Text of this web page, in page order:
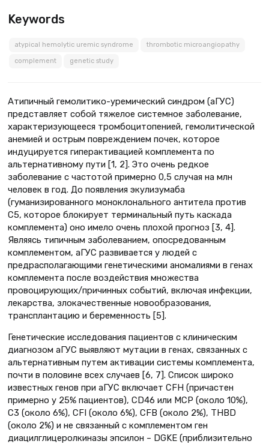
Keywords
atypical hemolytic uremic syndrome thrombotic microangiopathy
complement genetic study
Атипичный гемолитико-уремический синдром (аГУС)
представляет собой тяжелое системное заболевание,
характеризующееся тромбоцитопенией, гемолитической
анемией и острым повреждением почек, которое
индуцируется гиперактивацией комплемента по
альтернативному пути [1, 2]. Это очень редкое
заболевание с частотой примерно 0,5 случая на млн
человек в год. До появления экулизумаба
(гуманизированного моноклонального антитела против
С5, которое блокирует терминальный путь каскада
комплемента) оно имело очень плохой прогноз [3, 4].
Являясь типичным заболеванием, опосредованным
комплементом, аГУС развивается у людей с
предрасполагающими генетическими аномалиями в генах
комплемента после воздействия множества
провоцирующих/причинных событий, включая инфекции,
лекарства, злокачественные новообразования,
трансплантацию и беременность [5].
Генетические исследования пациентов с клиническим
диагнозом аГУС выявляют мутации в генах, связанных с
альтернативным путем активации системы комплемента,
почти в половине всех случаев [6, 7]. Список широко
известных генов при аГУС включает CFH (причастен
примерно у 25% пациентов), CD46 или MCP (около 10%),
C3 (около 6%), CFI (около 6%), CFB (около 2%), THBD
(около 2%) и не связанный с комплементом ген
диацилглицеролкиназы эпсилон – DGKE (приблизительно